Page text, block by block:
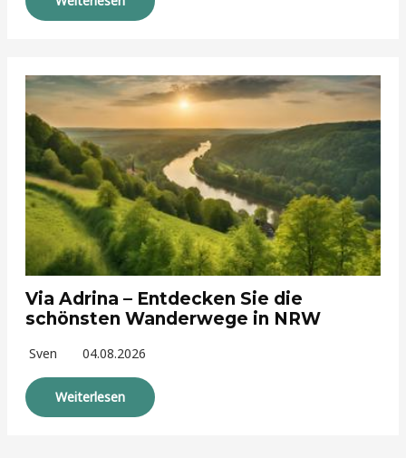
Via Adrina – Entdecken Sie die
schönsten Wanderwege in NRW
Sven 04.08.2026
Weiterlesen